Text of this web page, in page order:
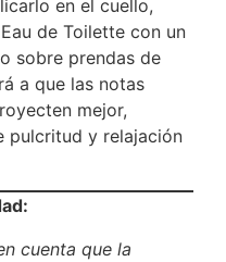
en el cuello,
de Toilette con un
sobre prendas de
a que las notas
mejor,
pulcritud y relajación
cuenta que la